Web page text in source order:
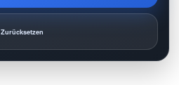
Zurücksetzen